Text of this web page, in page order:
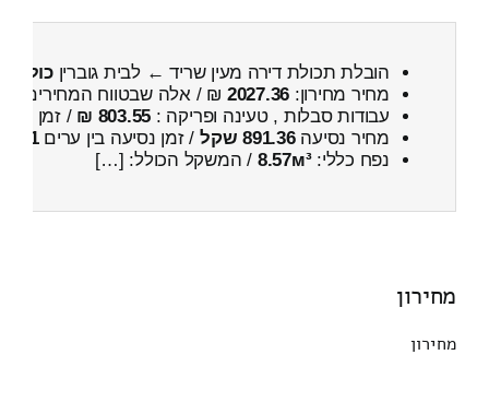
הובלת תכולת דירה מעין שריד ← לבית גובריןכולל
מחיר מחירון: 2027.36 ₪ / אלה שבטווח המחירים
עבודות סבלות , טעינה ופריקה : 803.55 ₪ / זמן :
מחיר נסיעה891.36 שקל / זמן נסיעה בין ערים1 שעות , 7 דקות
נפח כללי:8.57м³ / המשקל הכולל: […]
מחירון
מחירון